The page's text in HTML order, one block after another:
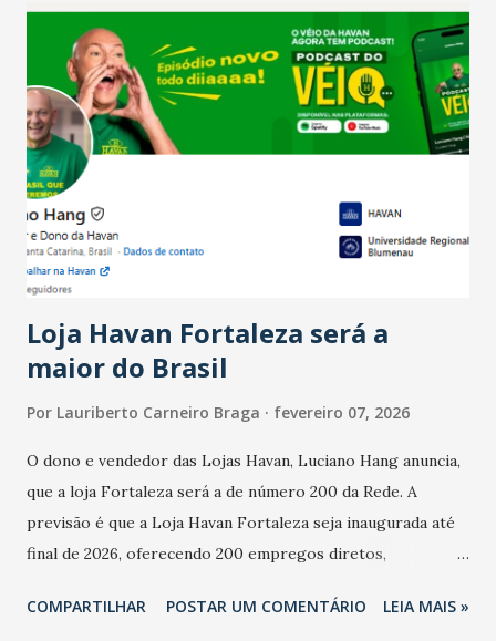
confraternizações de fim de ano e pelo pagamento do 13º
Salário para um número maior de trabalhadores, já que o
país tem a menor taxa de desemprego dos anos recentes.
Ainda segundo a Pesquisa, em novembro de 2025, 40% dos
bares e restaurantes operaram com lucro e outros 40%
registraram equilíbrio financeiro. Já o percentual de
estabelecimentos no prejuízo ficou em 19%, pouco abaixo
do observado no mês anterior. Outros 1% não existiam em
novembro. Em relação a outubro, o faturamento também
cresceu. De acordo com a pesquisa, 44% dos n...
Loja Havan Fortaleza será a
maior do Brasil
Por Lauriberto Carneiro Braga fevereiro 07, 2026
O dono e vendedor das Lojas Havan, Luciano Hang anuncia,
que a loja Fortaleza será a de número 200 da Rede. A
previsão é que a Loja Havan Fortaleza seja inaugurada até
final de 2026, oferecendo 200 empregos diretos,
Havan Fortaleza ainda não foi anunciada oficialmente, mas
COMPARTILHAR POSTAR UM COMENTÁRIO LEIA MAIS »